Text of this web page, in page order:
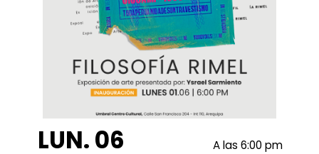
LUN. 06 A las 6:00 pm